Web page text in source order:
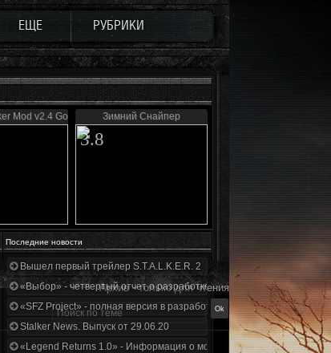
ЕЩЕ РУБРИКИ
Mod v2.4 Gold Зимний Снайпер
3.8
Последние новости
1.3.5.ООП.МА.К.
Вышел первый трейлер S.T.A.L.K.E.R. 2
«Выбор» - четвертый отчет о разработке!
«SFZ Project» - полная версия в разработке!
Stalker News. Выпуск от 29.06.20
«Legend Returns 1.0» - Информация о моде за июнь 2020
Архив - только для чтения